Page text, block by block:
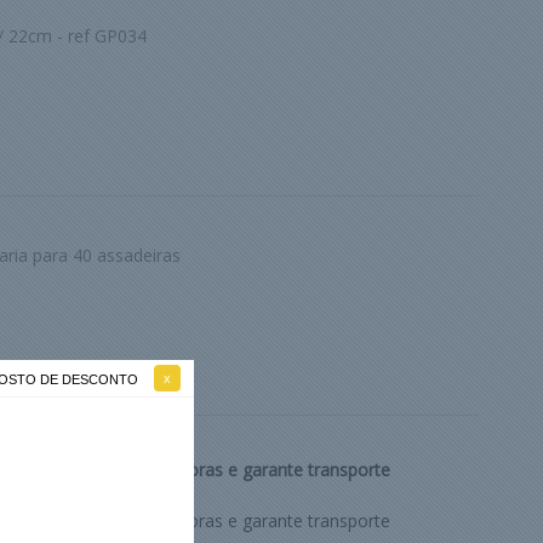
DE DESCONTO
- ref GP034
para 40 assadeiras
dos alimentos por horas e garante transporte
dos alimentos por horas e garante transporte